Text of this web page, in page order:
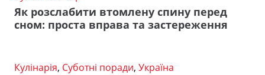
Як розслабити втомлену спину перед
сном: проста вправа та застереження
Кулінарія, Суботні поради, Україна